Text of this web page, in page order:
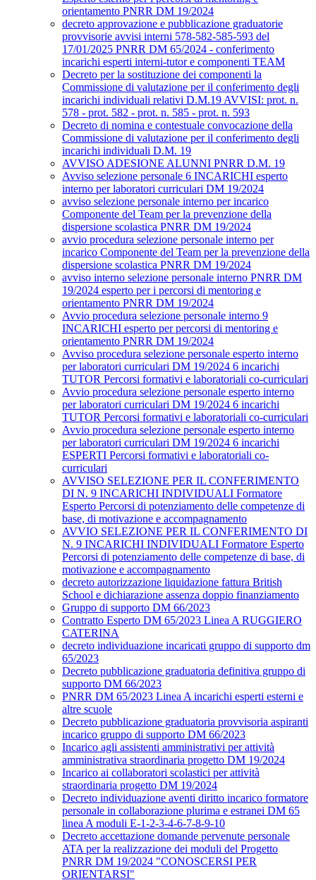
orientamento PNRR DM 19/2024
decreto approvazione e pubblicazione graduatorie
provvisorie avvisi interni 578-582-585-593 del
17/01/2025 PNRR DM 65/2024 - conferimento
incarichi esperti interni-tutor e componenti TEAM
Decreto per la sostituzione dei componenti la
Commissione di valutazione per il conferimento degli
incarichi individuali relativi D.M.19 AVVISI: prot. n.
578 - prot. 582 - prot. n. 585 - prot. n. 593
Decreto di nomina e contestuale convocazione della
Commissione di valutazione per il conferimento degli
incarichi individuali D.M. 19
AVVISO ADESIONE ALUNNI PNRR D.M. 19
Avviso selezione personale 6 INCARICHI esperto
interno per laboratori curriculari DM 19/2024
avviso selezione personale interno per incarico
Componente del Team per la prevenzione della
dispersione scolastica PNRR DM 19/2024
avvio procedura selezione personale interno per
incarico Componente del Team per la prevenzione della
dispersione scolastica PNRR DM 19/2024
avviso interno selezione personale interno PNRR DM
19/2024 esperto per i percorsi di mentoring e
orientamento PNRR DM 19/2024
Avvio procedura selezione personale interno 9
INCARICHI esperto per percorsi di mentoring e
orientamento PNRR DM 19/2024
Avviso procedura selezione personale esperto interno
per laboratori curriculari DM 19/2024 6 incarichi
TUTOR Percorsi formativi e laboratoriali co-curriculari
Avvio procedura selezione personale esperto interno
per laboratori curriculari DM 19/2024 6 incarichi
TUTOR Percorsi formativi e laboratoriali co-curriculari
Avvio procedura selezione personale esperto interno
per laboratori curriculari DM 19/2024 6 incarichi
ESPERTI Percorsi formativi e laboratoriali co-
curriculari
AVVISO SELEZIONE PER IL CONFERIMENTO
DI N. 9 INCARICHI INDIVIDUALI Formatore
Esperto Percorsi di potenziamento delle competenze di
base, di motivazione e accompagnamento
AVVIO SELEZIONE PER IL CONFERIMENTO DI
N. 9 INCARICHI INDIVIDUALI Formatore Esperto
Percorsi di potenziamento delle competenze di base, di
motivazione e accompagnamento
decreto autorizzazione liquidazione fattura British
School e dichiarazione assenza doppio finanziamento
Gruppo di supporto DM 66/2023
Contratto Esperto DM 65/2023 Linea A RUGGIERO
CATERINA
decreto individuazione incaricati gruppo di supporto dm
65/2023
Decreto pubblicazione graduatoria definitiva gruppo di
supporto DM 66/2023
PNRR DM 65/2023 Linea A incarichi esperti esterni e
altre scuole
Decreto pubblicazione graduatoria provvisoria aspiranti
incarico gruppo di supporto DM 66/2023
Incarico agli assistenti amministrativi per attività
amministrativa straordinaria progetto DM 19/2024
Incarico ai collaboratori scolastici per attività
straordinaria progetto DM 19/2024
Decreto individuazione aventi diritto incarico formatore
personale in collaborazione plurima e estranei DM 65
linea A moduli E-1-2-3-4-6-7-8-9-10
Decreto accettazione domande pervenute personale
ATA per la realizzazione dei moduli del Progetto
PNRR DM 19/2024 "CONOSCERSI PER
ORIENTARSI"